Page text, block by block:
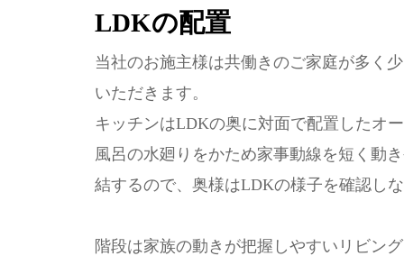
LDKの配置
当社のお施主様は共働きのご家庭が多く
いただきます。
キッチンはLDKの奥に対面で配置したオ
風呂の水廻りをかため家事動線を短く動
結するので、奥様はLDKの様子を確認し
階段は家族の動きが把握しやすいリビン